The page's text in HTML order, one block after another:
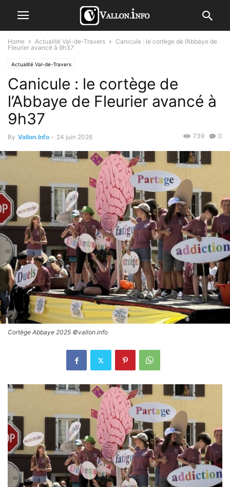
Home Actualité Val-de-Travers
Canicule : le cortège de l’Abbaye de
Fleurier avancé à 9h37
Actualité Val-de-Travers
Canicule : le cortège de
l’Abbaye de Fleurier avancé à
9h37
By Vallon.Info - 24 juin 2026 0
739
Cortège Abbaye 2025 ©vallon.info